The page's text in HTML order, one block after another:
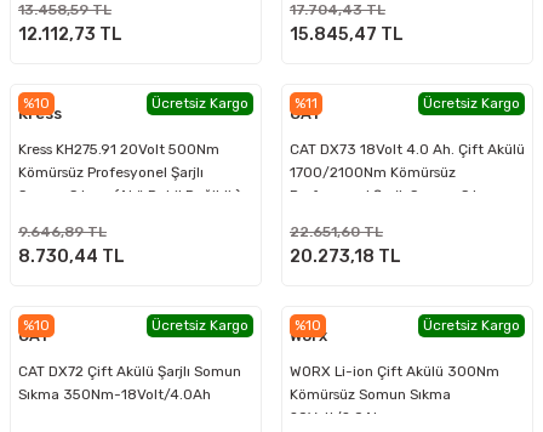
13.458,59 TL
12.112,73 TL
17.704,43 TL
15.845,47 TL
%10 Ücretsiz Kargo
Kress
Kress KH275.91 20Volt 500Nm
Kömürsüz Profesyonel Şarjlı
Somun Sıkma (Akü Dahil Değildir)
9.646,89 TL
8.730,44 TL
%11 Ücretsiz Kargo
CAT
CAT DX73 18Volt 4.0 Ah. Çift Akülü
1700/2100Nm Kömürsüz
Profesyonel Şarjlı Somun Sıkma
22.651,60 TL
20.273,18 TL
%10 Ücretsiz Kargo
CAT
CAT DX72 Çift Akülü Şarjlı Somun
Sıkma 350Nm-18Volt/4.0Ah
%10 Ücretsiz Kargo
Worx
WORX Li-ion Çift Akülü 300Nm
Kömürsüz Somun Sıkma
20Volt/2.0Ah